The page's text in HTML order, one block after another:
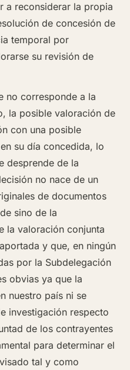
a reconsiderar la propia
de concesión de
temporal por
su revisión de
no corresponde a la
la posible valoración de
con una posible
su día concedida, lo
desprende de la
no nace de un
de documentos
sino de la
la valoración conjunta
y que, en ningún
por la Subdelegación
obvias ya que la
nuestro país ni se
investigación respecto
de los contrayentes
para determinar el
tal y como